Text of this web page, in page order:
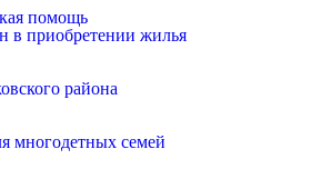
помощь
в приобретении жилья
района
многодетных семей